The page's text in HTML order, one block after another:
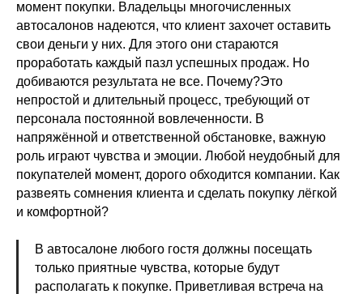
момент покупки. Владельцы многочисленных
автосалонов надеются, что клиент захочет оставить
свои деньги у них. Для этого они стараются
проработать каждый пазл успешных продаж. Но
добиваются результата не все. Почему?Это
непростой и длительный процесс, требующий от
персонала постоянной вовлеченности. В
напряжённой и ответственной обстановке, важную
роль играют чувства и эмоции. Любой неудобный для
покупателей момент, дорого обходится компании. Как
развеять сомнения клиента и сделать покупку лёгкой
и комфортной?
В автосалоне любого гостя должны посещать
только приятные чувства, которые будут
располагать к покупке. Приветливая встреча на